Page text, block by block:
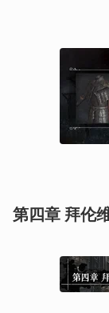
第四章 拜伦